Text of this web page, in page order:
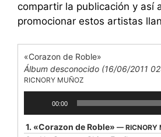
compartir la publicación y así
promocionar estos artistas
«Corazon de Roble»
Álbum desconocido (16/06/2011
RICNORY MUÑOZ
audio
00:00
1. «Corazon de Roble» — RICNORY